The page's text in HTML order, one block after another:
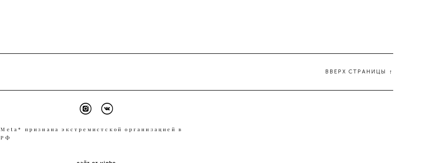
ВВЕРХ СТРАНИЦЫ ↑
Meta* признана экстремистской организацией в
РФ